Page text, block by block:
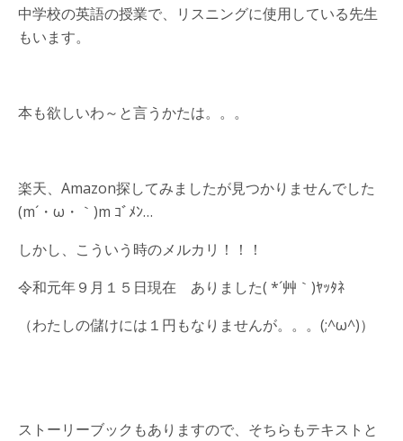
中学校の英語の授業で、リスニングに使用している先生
もいます。
本も欲しいわ～と言うかたは。。。
楽天、Amazon探してみましたが見つかりませんでした
(m´・ω・｀)m ｺﾞﾒﾝ…
しかし、こういう時のメルカリ！！！
令和元年９月１５日現在 ありました( *´艸｀)ﾔｯﾀﾈ
（わたしの儲けには１円もなりませんが。。。(;^ω^)）
ストーリーブックもありますので、そちらもテキストと